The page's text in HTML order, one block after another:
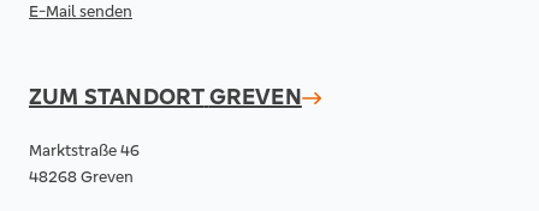
E-Mail senden
ZUM STANDORTGREVEN
Marktstraße 46
48268 Greven